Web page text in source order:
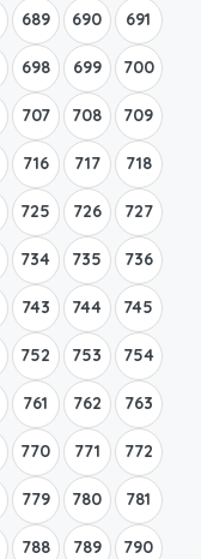
689 690 691
698 699 700
707 708 709
716 717 718
725 726 727
734 735 736
743 744 745
752 753 754
761 762 763
770 771 772
779 780 781
788 789 790